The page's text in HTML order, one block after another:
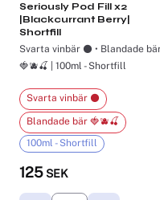
Seriously Pod Fill x2
|Blackcurrant Berry|
Shortfill
Svarta vinbär ⚫ • Blandade
🍓🫐🍒 | 100ml - Shortfill
125 SEK
Svarta vinbär ⚫
Blandade bär 🍓🫐🍒
100ml - Shortfill